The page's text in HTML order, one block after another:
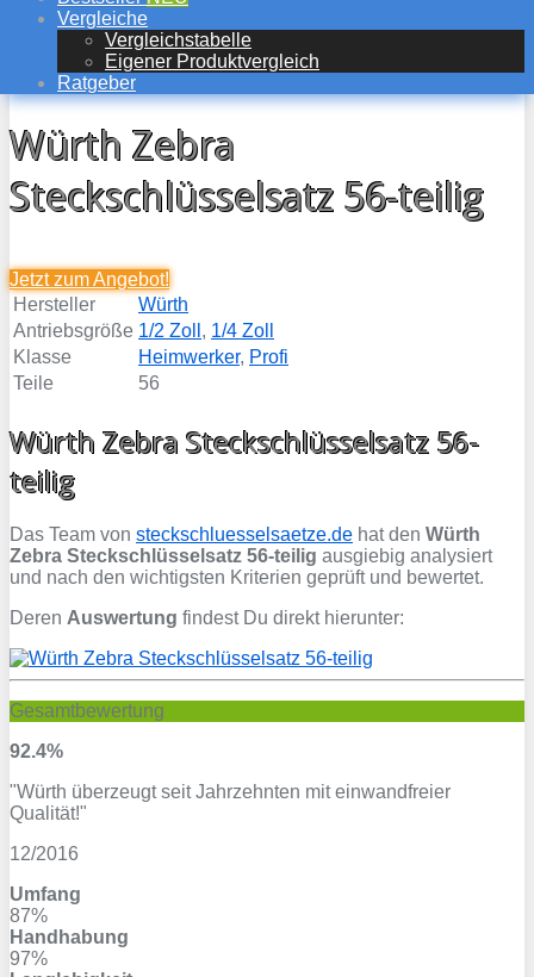
Vergleiche
Vergleichstabelle
Eigener Produktvergleich
Ratgeber
Würth Zebra
Steckschlüsselsatz 56-teilig
Jetzt zumAngebot!
Hersteller
Würth
Antriebsgröße 1/2 Zoll , 1/4 Zoll
Klasse
Heimwerker, Profi
Teile
56
Würth Zebra Steckschlüsselsatz 56-
teilig
Das Team von steckschluesselsaetze.de hat den Würth
Zebra Steckschlüsselsatz 56-teilig ausgiebig analysiert
und nach den wichtigsten Kriterien geprüft und bewertet.
Deren Auswertung findest Du direkt hierunter:
Gesamtbewertung
92.4%
"Würth überzeugt seit Jahrzehnten mit einwandfreier
Qualität!"
12/2016
Umfang
87%
Handhabung
97%